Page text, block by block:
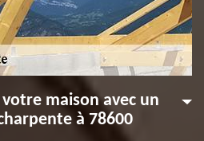
maison avec un
à 78600